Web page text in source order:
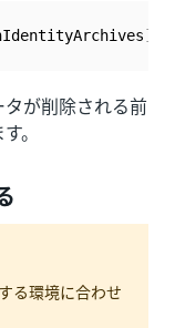
]
が削除される前
。
る環境に合わせ